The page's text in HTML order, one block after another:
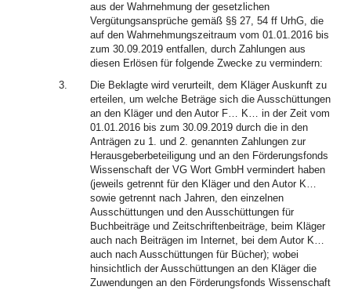
aus der Wahrnehmung der gesetzlichen
Vergütungsansprüche gemäß §§ 27, 54 ff UrhG, die
auf den Wahrnehmungszeitraum vom 01.01.2016 bis
zum 30.09.2019 entfallen, durch Zahlungen aus
diesen Erlösen für folgende Zwecke zu vermindern:
3.
Die Beklagte wird verurteilt, dem Kläger Auskunft zu
erteilen, um welche Beträge sich die Ausschüttungen
an den Kläger und den Autor F… K… in der Zeit vom
01.01.2016 bis zum 30.09.2019 durch die in den
Anträgen zu 1. und 2. genannten Zahlungen zur
Herausgeberbeteiligung und an den Förderungsfonds
Wissenschaft der VG Wort GmbH vermindert haben
(jeweils getrennt für den Kläger und den Autor K…
sowie getrennt nach Jahren, den einzelnen
Ausschüttungen und den Ausschüttungen für
Buchbeiträge und Zeitschriftenbeiträge, beim Kläger
auch nach Beiträgen im Internet, bei dem Autor K…
auch nach Ausschüttungen für Bücher); wobei
hinsichtlich der Ausschüttungen an den Kläger die
Zuwendungen an den Förderungsfonds Wissenschaft